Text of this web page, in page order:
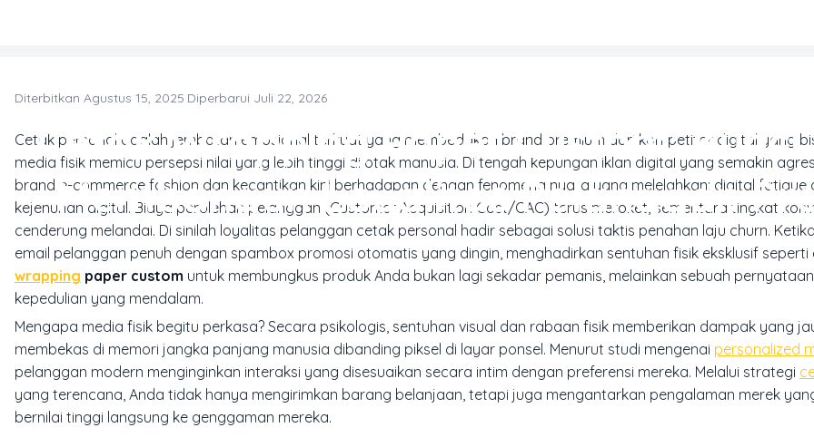
Cetak Wrapping Paper Custom: Kunci
Membangun Loyalitas Pelanggan
Diterbitkan Agustus 15, 2025·Diperbarui Juli 22, 2026
Cetak personal adalah jembatan emosional terkuat yang membedakan brand premium dari kompetitor digital yang
media fisik memicu persepsi nilai yang lebih tinggi di otak manusia. Di tengah kepungan iklan digital yang semakin
brand e-commerce fashion dan kecantikan kini berhadapan dengan fenomena nyata yang melelahkan: digital fatigue
kejenuhan digital. Biaya perolehan pelanggan (Customer Acquisition Cost/CAC) terus meroket, sementara tingkat
cenderung melandai. Di sinilah loyalitas pelanggan cetak personal hadir sebagai solusi taktis penahan laju churn.
email pelanggan penuh dengan spambox promosi otomatis yang dingin, menghadirkan sentuhan fisik eksklusif seperti
wrapping paper custom untuk membungkus produk Anda bukan lagi sekadar pemanis, melainkan sebuah
kepedulian yang mendalam.
Mengapa media fisik begitu perkasa? Secara psikologis, sentuhan visual dan rabaan fisik memberikan dampak yang
membekas di memori jangka panjang manusia dibanding piksel di layar ponsel. Menurut studi mengenai personalized
pelanggan modern menginginkan interaksi yang disesuaikan secara intim dengan preferensi mereka. Melalui strategi
yang terencana, Anda tidak hanya mengirimkan barang belanjaan, tetapi juga mengantarkan pengalaman merek
bernilai tinggi langsung ke genggaman mereka.